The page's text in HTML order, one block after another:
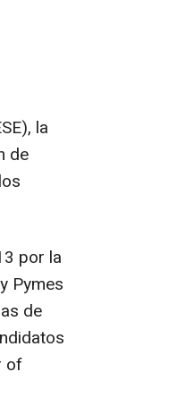
la
de
por la
Pymes
de
of